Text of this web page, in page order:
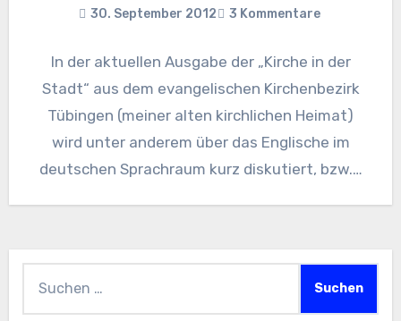
30. September 2012 3 Kommentare
In der aktuellen Ausgabe der „Kirche in der
Stadt“ aus dem evangelischen Kirchenbezirk
Tübingen (meiner alten kirchlichen Heimat)
wird unter anderem über das Englische im
deutschen Sprachraum kurz diskutiert, bzw.…